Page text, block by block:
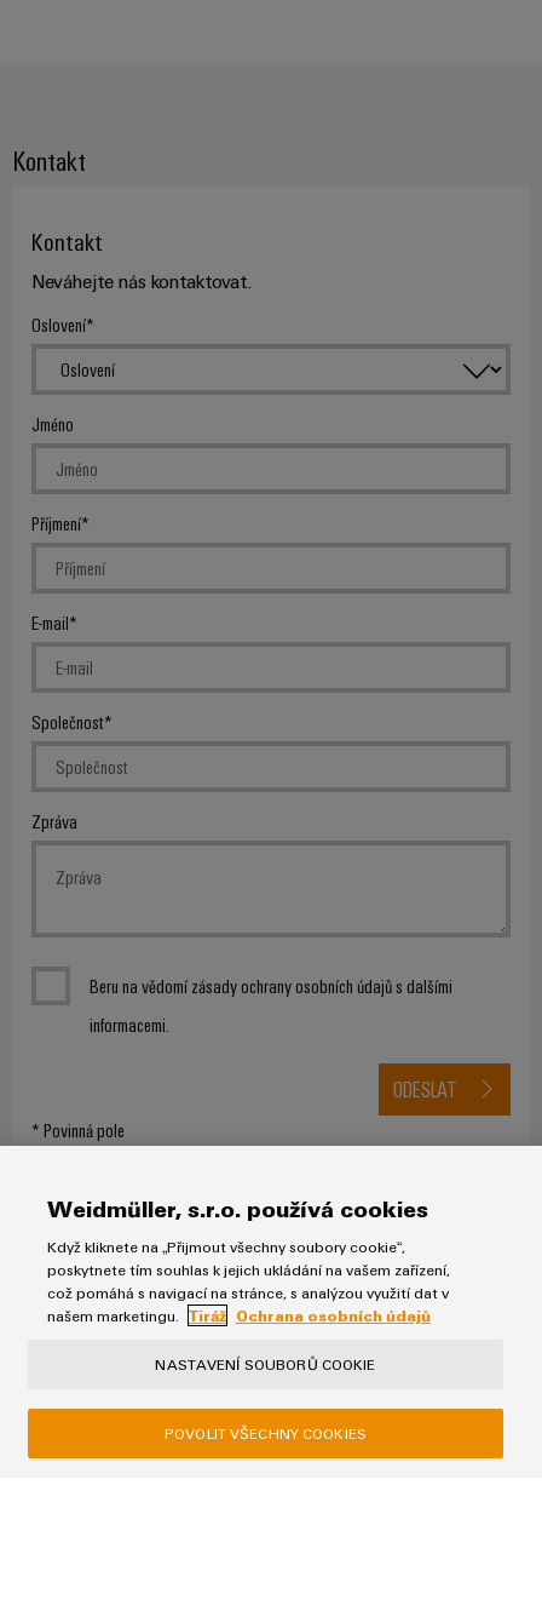
Kontakt
Kontakt
Neváhejte nás kontaktovat.
Oslovení
Jméno
Příjmení
E-mail
Společnost
Zpráva
Beru na vědomí zásady ochrany osobních údajů s dalšími
informacemi.
* Povinná pole
ODESLAT
Weidmüller, s.r.o.
Weidmüller, s.r.o. používá cookies
Když kliknete na „Přijmout všechny soubory cookie“,
poskytnete tím souhlas k jejich ukládání na vašem zařízení,
což pomáhá s navigací na stránce, s analýzou využití dat v
našem marketingu.
Tiráž Ochrana osobních údajů
NASTAVENÍ SOUBORŮ COOKIE
POVOLIT VŠECHNY COOKIES